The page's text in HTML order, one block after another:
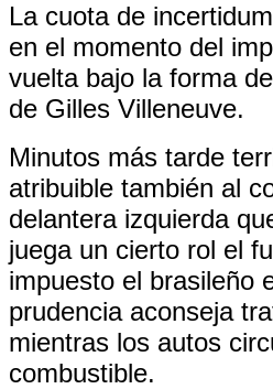
La cuota de
en el momento del
vuelta bajo la forma
de Gilles Villeneuve.
Minutos más tarde
atribuible también al
delantera izquierda
juega un cierto rol el
impuesto el brasileño
prudencia aconseja
mientras los autos
combustible.